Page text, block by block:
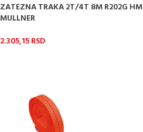
ZATEZNA TRAKA 2T/4T 8M R202G HM
MULLNER
2.305,15RSD